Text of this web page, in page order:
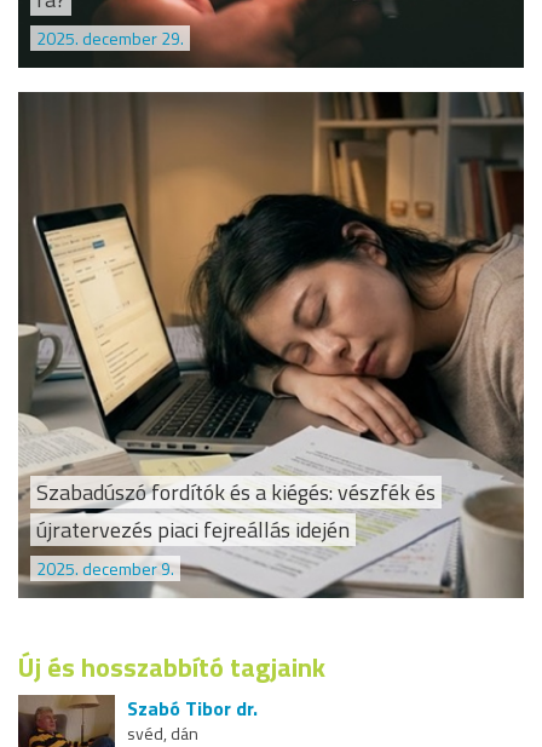
2025. december 29.
Szabadúszó fordítók és a kiégés: vészfék és
újratervezés piaci fejreállás idején
2025. december 9.
Új és hosszabbító tagjaink
Szabó Tibor dr.
svéd, dán